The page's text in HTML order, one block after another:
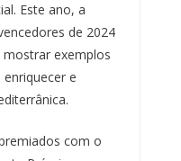
Este ano, a
de 2024
exemplos
e
com o